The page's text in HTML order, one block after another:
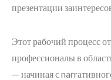
презентации
Этот рабочий процесс
профессионалы в
— начиная с